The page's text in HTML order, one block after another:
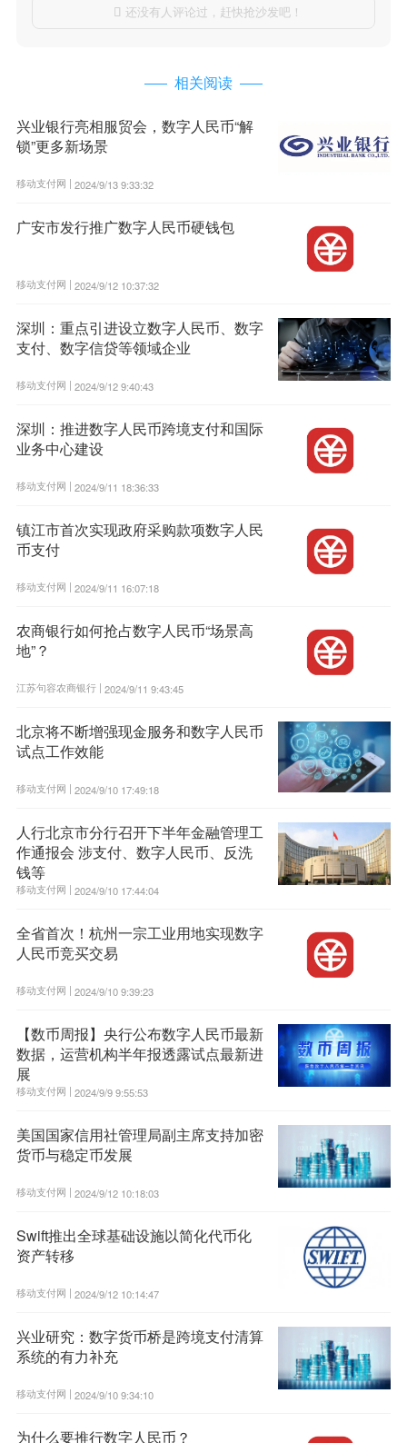
 还没有人评论过，赶快抢沙发吧！
相关阅读
兴业银行亮相服贸会，数字人民币“解
锁”更多新场景
移动支付网 | 2024/9/13 9:33:32
广安市发行推广数字人民币硬钱包
移动支付网 | 2024/9/12 10:37:32
深圳：重点引进设立数字人民币、数字
支付、数字信贷等领域企业
移动支付网 | 2024/9/12 9:40:43
深圳：推进数字人民币跨境支付和国际
业务中心建设
移动支付网 | 2024/9/11 18:36:33
镇江市首次实现政府采购款项数字人民
币支付
移动支付网 | 2024/9/11 16:07:18
农商银行如何抢占数字人民币“场景高
地”？
江苏句容农商银行 | 2024/9/11 9:43:45
北京将不断增强现金服务和数字人民币
试点工作效能
移动支付网 | 2024/9/10 17:49:18
人行北京市分行召开下半年金融管理工
作通报会 涉支付、数字人民币、反洗
钱等
移动支付网 | 2024/9/10 17:44:04
全省首次！杭州一宗工业用地实现数字
人民币竞买交易
移动支付网 | 2024/9/10 9:39:23
【数币周报】央行公布数字人民币最新
数据，运营机构半年报透露试点最新进
展
移动支付网 | 2024/9/9 9:55:53
美国国家信用社管理局副主席支持加密
货币与稳定币发展
移动支付网 | 2024/9/12 10:18:03
Swift推出全球基础设施以简化代币化
资产转移
移动支付网 | 2024/9/12 10:14:47
兴业研究：数字货币桥是跨境支付清算
系统的有力补充
移动支付网 | 2024/9/10 9:34:10
为什么要推行数字人民币？